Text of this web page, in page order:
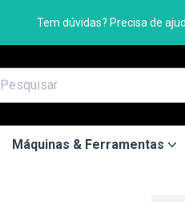
Tem dúvidas? Precisa de
Pesquisar
Máquinas & Ferramentas